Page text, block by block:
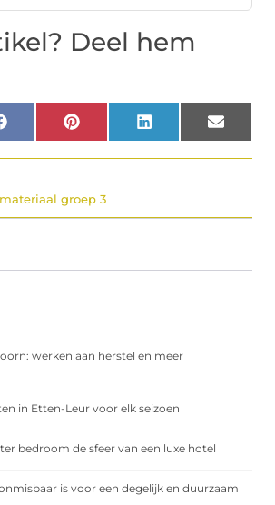
Deel hem
Facebook Pinterest LinkedIn Email
groep 3
werken aan herstel en meer
in Etten-Leur voor elk seizoen
bedroom de sfeer van een luxe hotel
is voor een degelijk en duurzaam